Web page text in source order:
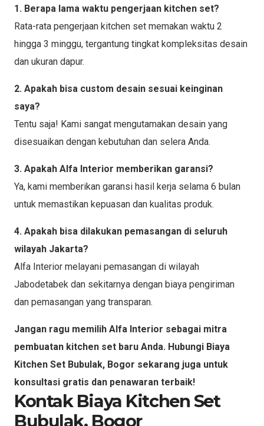
1. Berapa lama waktu pengerjaan kitchen set?
Rata-rata pengerjaan kitchen set memakan waktu 2
hingga 3 minggu, tergantung tingkat kompleksitas desain
dan ukuran dapur.
2. Apakah bisa custom desain sesuai keinginan
saya?
Tentu saja! Kami sangat mengutamakan desain yang
disesuaikan dengan kebutuhan dan selera Anda.
3. Apakah Alfa Interior memberikan garansi?
Ya, kami memberikan garansi hasil kerja selama 6 bulan
untuk memastikan kepuasan dan kualitas produk.
4. Apakah bisa dilakukan pemasangan di seluruh
wilayah Jakarta?
Alfa Interior melayani pemasangan di wilayah
Jabodetabek dan sekitarnya dengan biaya pengiriman
dan pemasangan yang transparan.
Jangan ragu memilih Alfa Interior sebagai mitra
pembuatan kitchen set baru Anda. Hubungi Biaya
Kitchen Set Bubulak, Bogor sekarang juga untuk
konsultasi gratis dan penawaran terbaik!
Kontak Biaya Kitchen Set
Bubulak, Bogor